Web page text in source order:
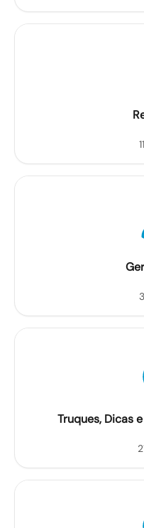
Truques, Dicas